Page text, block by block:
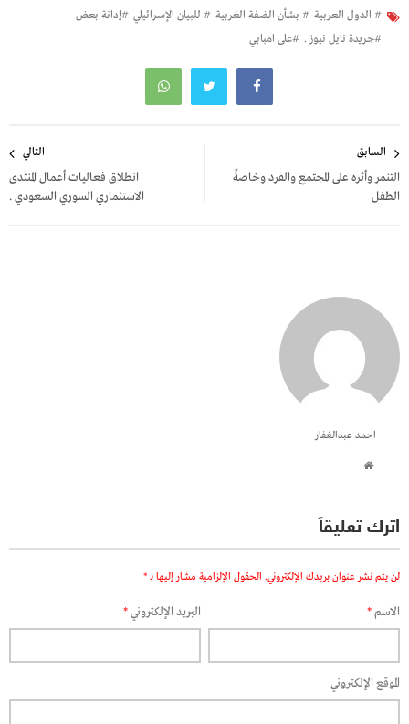
# الدول العربية # بشأن الضفة الغربية # للبيان الإسرائيلي #إدانة بعض
#جريدة نايل نيوز . #على امبابي
المقالات
السابق
التنمر وأثره على المجتمع والفرد وخاصةً
الطفل
التالي
انطلاق فعاليات أعمال المنتدى
الاستثماري السوري السعودي .
احمد عبدالغفار
اترك تعليقاً
لن يتم نشر عنوان بريدك الإلكتروني. الحقول الإلزامية مشار إليها بـ *
الاسم* البريد الإلكتروني*
الموقع الإلكتروني